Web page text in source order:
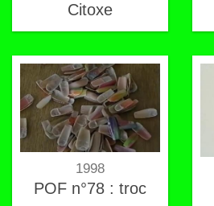
Citoxe
1998
POF n°78 : troc